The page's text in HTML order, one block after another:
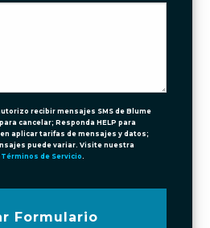
recibir mensajes SMS de Blume
cancelar; Responda HELP para
aplicar tarifas de mensajes y datos;
puede variar. Visite nuestra
Términos de Servicio.
Formulario